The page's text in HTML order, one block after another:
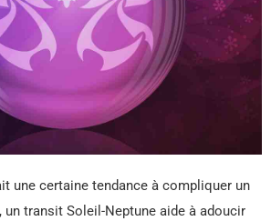
une certaine tendance à compliquer un
un transit Soleil-Neptune aide à adoucir